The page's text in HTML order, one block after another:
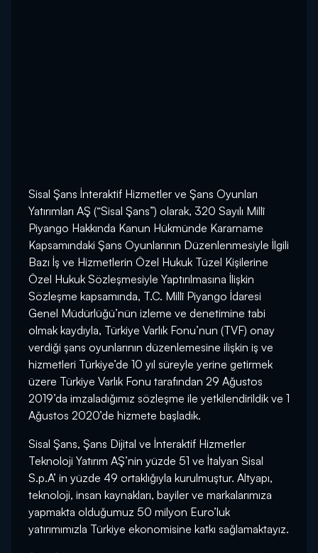
Sisal Şans İnteraktif Hizmetler ve Şans Oyunları
Yatırımları AŞ (“Sisal Şans”) olarak, 320 Sayılı Millî
Piyango Hakkında Kanun Hükmünde Kararname
Kapsamındaki Şans Oyunlarının Düzenlenmesiyle İlgili
Bazı İş ve Hizmetlerin Özel Hukuk Tüzel Kişilerine
Özel Hukuk Sözleşmesiyle Yaptırılmasına İlişkin
Sözleşme kapsamında, T.C. Millî Piyango İdaresi
Genel Müdürlüğü’nün izleme ve denetimine tabi
olmak kaydıyla, Türkiye Varlık Fonu’nun (TVF) onay
verdiği şans oyunlarının düzenlemesine ilişkin iş ve
hizmetleri Türkiye’de 10 yıl süreyle yerine getirmek
üzere Türkiye Varlık Fonu tarafından 29 Ağustos
2019’da imzaladığımız sözleşme ile yetkilendirildik ve 1
Ağustos 2020’de hizmete başladık.
Sisal Şans, Şans Dijital ve İnteraktif Hizmetler
Teknoloji Yatırım AŞ’nin yüzde 51 ve İtalyan Sisal
S.p.A’ in yüzde 49 ortaklığıyla kurulmuştur. Altyapı,
teknoloji, insan kaynakları, bayiler ve markalarımıza
yapmakta olduğumuz 50 milyon Euro’luk
yatırımımızla Türkiye ekonomisine katkı sağlamaktayız.